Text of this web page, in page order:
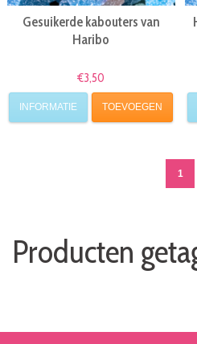
Gesuikerde kabouters van
Haribo
€3,50
INFORMATIE TOEVOEGEN
1
Producten